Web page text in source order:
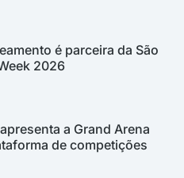
é parceira da São
2026
a Grand Arena
de competições